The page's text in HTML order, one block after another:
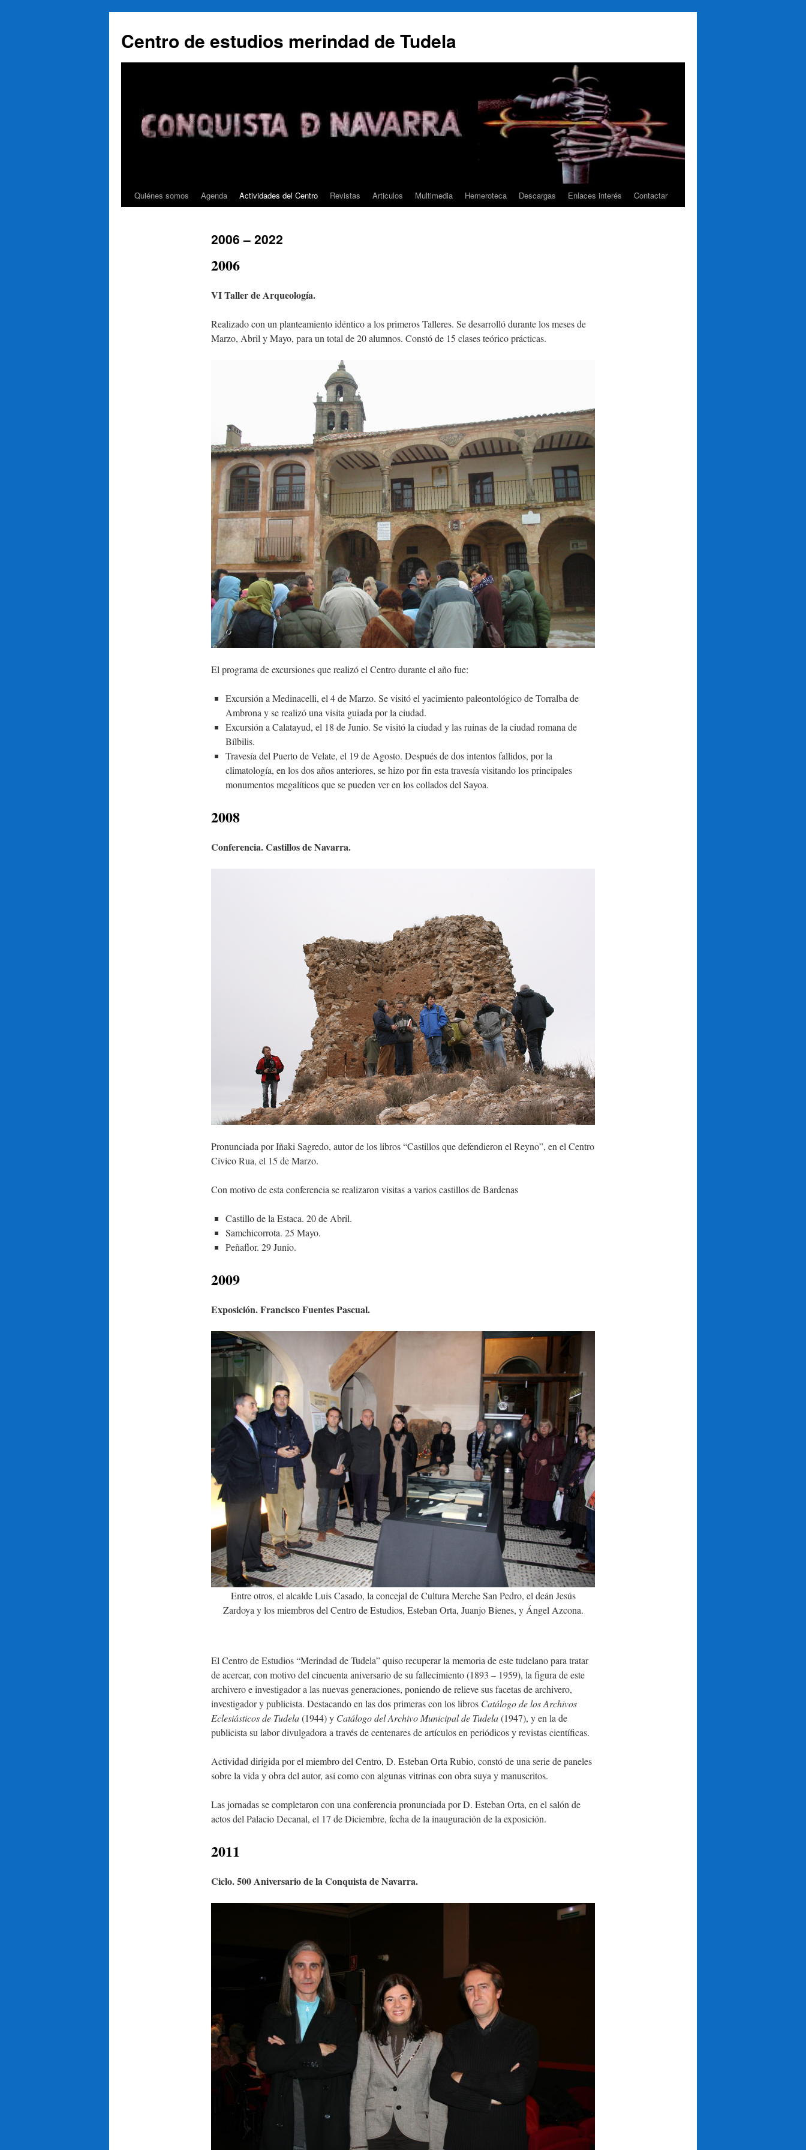
contenido
Centro de estudios merindad de Tudela
Quiénes somos Agenda Actividades del Centro Revistas Articulos Multimedia Hemeroteca Descargas Enlaces interés Contactar
2006 – 2022
2006
VI Taller de Arqueología.
Realizado con un planteamiento idéntico a los primeros Talleres. Se desarrolló durante los meses de
Marzo, Abril y Mayo, para un total de 20 alumnos. Constó de 15 clases teórico prácticas.
El programa de excursiones que realizó el Centro durante el año fue:
Excursión a Medinacelli, el 4 de Marzo. Se visitó el yacimiento paleontológico de Torralba de
Ambrona y se realizó una visita guiada por la ciudad.
Excursión a Calatayud, el 18 de Junio. Se visitó la ciudad y las ruinas de la ciudad romana de
Bílbilis.
Travesía del Puerto de Velate, el 19 de Agosto. Después de dos intentos fallidos, por la
climatología, en los dos años anteriores, se hizo por fin esta travesía visitando los principales
monumentos megalíticos que se pueden ver en los collados del Sayoa.
2008
Conferencia. Castillos de Navarra.
Pronunciada por Iñaki Sagredo, autor de los libros “Castillos que defendieron el Reyno”, en el Centro
Cívico Rua, el 15 de Marzo.
Con motivo de esta conferencia se realizaron visitas a varios castillos de Bardenas
Castillo de la Estaca. 20 de Abril.
Samchicorrota. 25 Mayo.
Peñaflor. 29 Junio.
2009
Exposición. Francisco Fuentes Pascual.
Entre otros, el alcalde Luis Casado, la concejal de Cultura Merche San Pedro, el deán Jesús
Zardoya y los miembros del Centro de Estudios, Esteban Orta, Juanjo Bienes, y Ángel Azcona.
El Centro de Estudios “Merindad de Tudela” quiso recuperar la memoria de este tudelano para tratar
de acercar, con motivo del cincuenta aniversario de su fallecimiento (1893 – 1959), la figura de este
archivero e investigador a las nuevas generaciones, poniendo de relieve sus facetas de archivero,
investigador y publicista. Destacando en las dos primeras con los libros Catálogo de los Archivos
Eclesiásticos de Tudela(1944) y Catálogo del Archivo Municipal de Tudela(1947), y en la de
publicista su labor divulgadora a través de centenares de artículos en periódicos y revistas científicas.
Actividad dirigida por el miembro del Centro, D. Esteban Orta Rubio, constó de una serie de paneles
sobre la vida y obra del autor, así como con algunas vitrinas con obra suya y manuscritos.
Las jornadas se completaron con una conferencia pronunciada por D. Esteban Orta, en el salón de
actos del Palacio Decanal, el 17 de Diciembre, fecha de la inauguración de la exposición.
2011
Ciclo. 500 Aniversario de la Conquista de Navarra.